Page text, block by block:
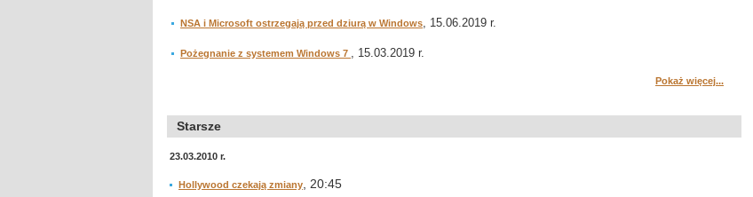
NSA i Microsoft ostrzegają przed dziurą w Windows, 15.06.2019 r.
Pożegnanie z systemem Windows 7 , 15.03.2019 r.
Pokaż więcej...
Starsze
23.03.2010 r.
Hollywood czekają zmiany , 20:45